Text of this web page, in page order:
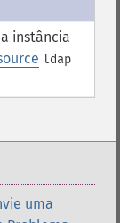
instância
ldap
uma